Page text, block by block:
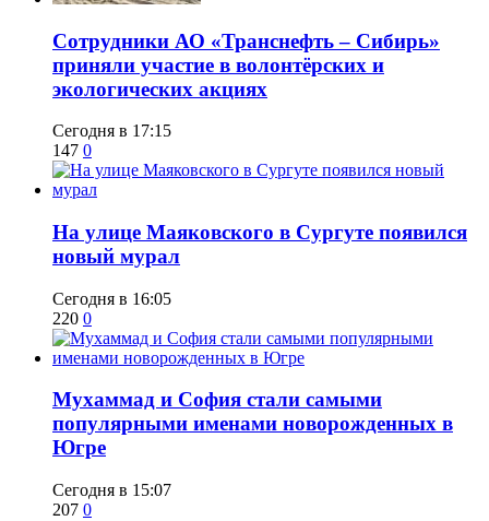
Сотрудники АО «Транснефть – Сибирь»
приняли участие в волонтёрских и
экологических акциях
Сегодня в 17:15
147 0
​На улице Маяковского в Сургуте появился
новый мурал
Сегодня в 16:05
220 0
​Мухаммад и София стали самыми
популярными именами новорожденных в
Югре
Сегодня в 15:07
207 0